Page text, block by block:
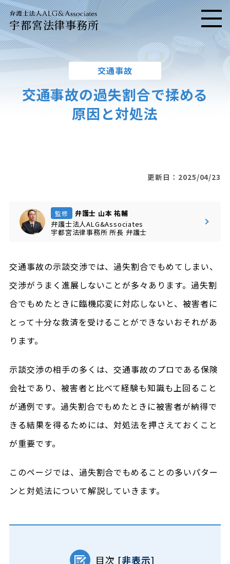
宇都宮法律事務所 メニ
交通事故
交通事故の過失割合で揉める
原因と対処法
更新日：2025/04/23
監修
弁護士 山本 祐輔
弁護士法人ALG&Associates
宇都宮法律事務所所長 弁護士
交通事故の示談交渉では、過失割合でもめてしまい、
交渉がうまく進展しないことが多々あります。過失割
合でもめたときに臨機応変に対応しないと、被害者に
とって十分な救済を受けることができないおそれがあ
ります。
示談交渉の相手の多くは、交通事故のプロである保険
会社であり、被害者と比べて経験も知識も上回ること
が通例です。過失割合でもめたときに被害者が納得で
きる結果を得るためには、対処法を押さえておくこと
が重要です。
このページでは、過失割合でもめることの多いパター
ンと対処法について解説していきます。
目次 [非表示]